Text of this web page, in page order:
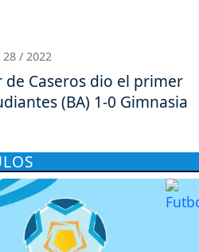
28 / 2022
de Caseros dio el primer
(BA) 1-0 Gimnasia